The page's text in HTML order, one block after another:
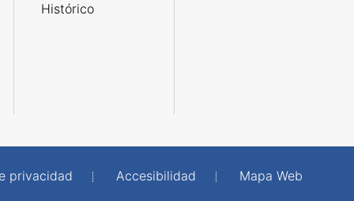
Histórico
privacidad Accesibilidad
Mapa Web